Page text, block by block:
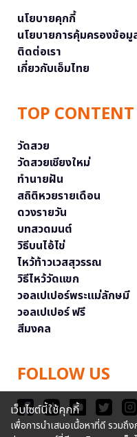
นโยบายคุกกี้
นโยบายการคุ้มครองข้อ
ติดต่อเรา
เกี่ยวกับเอ็มไทย
TOP CONTENT
วัดสวย
วัดสวยเชียงใหม่
ทำนายฝัน
สถิติหวยรายเดือน
ดวงรายวัน
บทสวดมนต์
วิธีบนไอ้ไข่
ไหว้ท้าวเวสสุวรรณ
วิธีไหว้วัดแขก
วอลเปเปอร์พระแม่ลักษมี
วอลเปเปอร์ ฟรี
สีมงคล
FOLLOW US
เว็บไซต์นี้ใช้คุกกี้
เพื่อการนำเสนอเนื้อหาที่ดี รวมถึ